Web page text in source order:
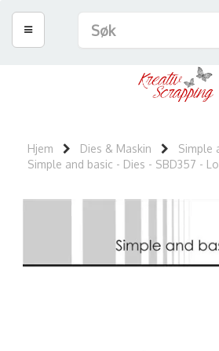
Hjem Dies & Maskin
Simple
Simple and basic - Dies - SBD357 -